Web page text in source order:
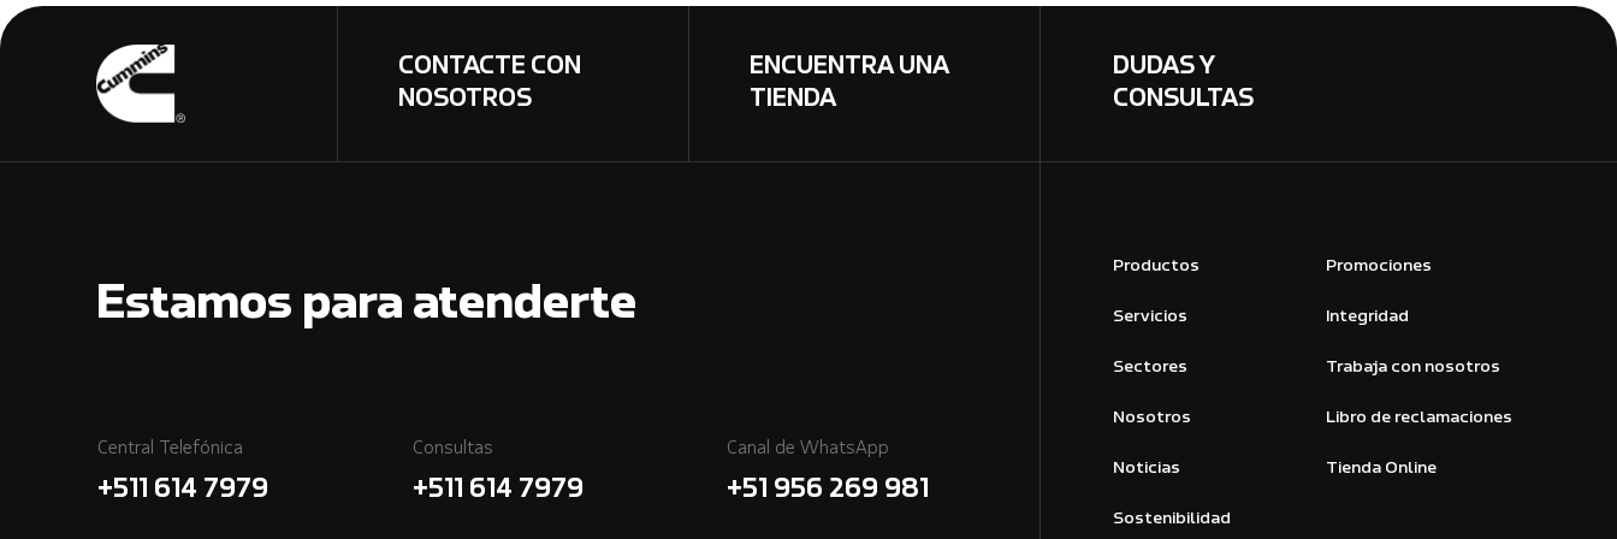
CONTACTE CON
NOSOTROS
ENCUENTRA UNA
TIENDA
DUDAS Y
CONSULTAS
Estamos para atenderte
Central Telefónica
+511 614 7979
Consultas
+511 614 7979
Canal de WhatsApp
+51 956 269 981
Productos
Servicios
Sectores
Nosotros
Noticias
Sostenibilidad
Promociones
Integridad
Trabaja con nosotros
Libro de reclamaciones
Tienda Online